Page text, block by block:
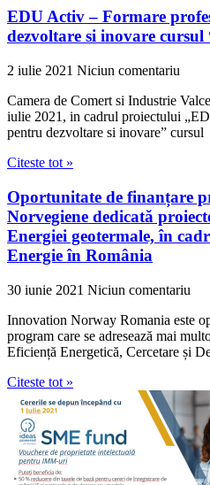
EDU Activ – Formare
dezvoltare si inovare cursul
2 iulie 2021 Niciun comentariu
Camera de Comert si Industrie
iulie 2021, in cadrul proiectului
pentru dezvoltare si inovare” cursul
Citeste tot »
Oportunitate de finanțare
Norvegiene dedicată
Energiei geotermale, în
Energie în România
30 iunie 2021 Niciun comentariu
Innovation Norway Romania este
program care se adresează mai
Eficiență Energetică, Cercetare și
Citeste tot »